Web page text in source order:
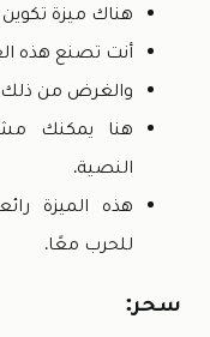
هناك ميزة
أنت تصنع هذه
والغرض من ذلك
هنا يمكنك
النصية.
هذه الميزة
للحرب معًا.
سحر: